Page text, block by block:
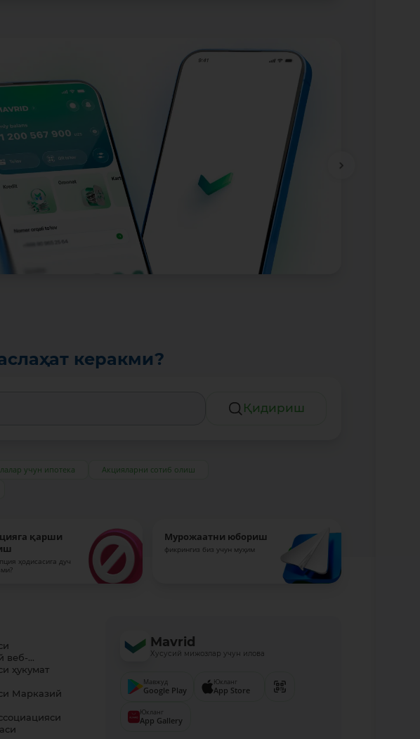
керакми?
Қидириш
учун ипотека
Акцияларни сотиб олиш
қарши
ҳодисасига дуч
Мурожаатни юбориш
фикрингиз биз учун муҳим
веб-...
ҳукумат
Марказий
Mavrid
Хусусий мижозлар учун илова
Мавжуд
Google Play
Юкланг
App Store
Юкланг
App Gallery